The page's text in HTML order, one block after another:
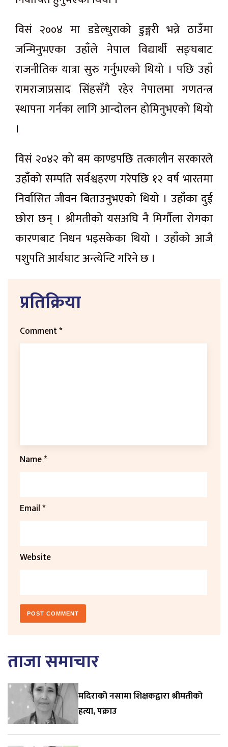
विसं २००४ मा डडेल्धुराको डुङ्गरी भन्ने ठाउँमा
जन्मिनुभएका उहाँले नेपाल विद्यार्थी सङ्घबाट
राजनीतिक यात्रा सुरु गर्नुभएको थियो । पछि उहाँ
रामराजाप्रसाद सिंहसँगै रहेर नेपालमा गणतन्त्र
स्थापना गर्नका लागि आन्दोलन होमिनुभएको थियो
।
विसं २०४२ को बम काण्डपछि तत्कालीन सरकारले
उहाँको सम्पति सर्वश्वहरण गरेपछि १२ वर्ष भारतमा
निर्वासित जीवन बिताउनुभएको थियो । उहाँका दुई
छोरा छन् । श्रीमतीको यसअघि नै मिर्गौला रोगका
कारणबाट निधन भइसकेका थियो । उहाँको आजै
पशुपति आर्यघाट अन्त्येन्टि गरिने छ ।
प्रतिक्रिया
Comment*
Name*
Email*
Website
ताजा समाचार
मदिराको नसामा शिक्षकद्वारा श्रीमतीको
हत्या, पक्राउ